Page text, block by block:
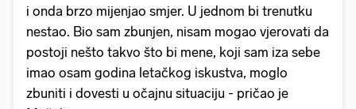
i onda brzo mijenjao smjer. U jednom bi trenutku
nestao. Bio sam zbunjen, nisam mogao vjerovati da
postoji nešto takvo što bi mene, koji sam iza sebe
imao osam godina letačkog iskustva, moglo
zbuniti i dovesti u očajnu situaciju - pričao je